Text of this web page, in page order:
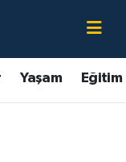
Yaşam Eğitim